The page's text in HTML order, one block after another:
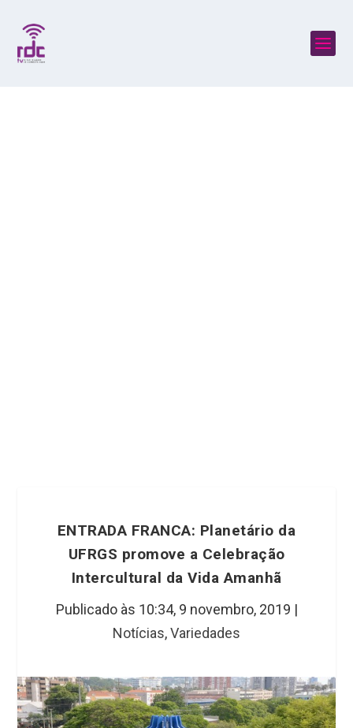
ENTRADA FRANCA: Planetário da
UFRGS promove a Celebração
Intercultural da Vida Amanhã
Publicado às 10:34, 9 novembro, 2019 |
Notícias,Variedades